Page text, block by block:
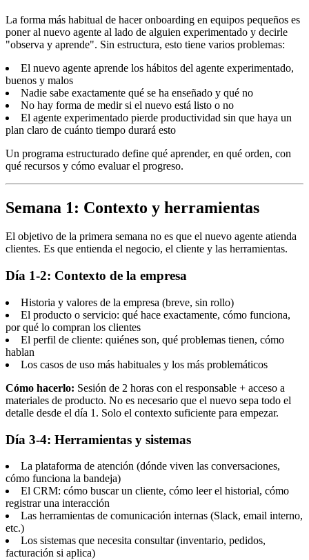
La forma más habitual de hacer onboarding en equipos pequeños es
poner al nuevo agente al lado de alguien experimentado y decirle
"observa y aprende". Sin estructura, esto tiene varios problemas:
El nuevo agente aprende los hábitos del agente experimentado,
buenos y malos
Nadie sabe exactamente qué se ha enseñado y qué no
No hay forma de medir si el nuevo está listo o no
El agente experimentado pierde productividad sin que haya un
plan claro de cuánto tiempo durará esto
Un programa estructurado define qué aprender, en qué orden, con
qué recursos y cómo evaluar el progreso.
Semana 1: Contexto y herramientas
El objetivo de la primera semana no es que el nuevo agente atienda
clientes. Es que entienda el negocio, el cliente y las herramientas.
Día 1-2: Contexto de la empresa
Historia y valores de la empresa (breve, sin rollo)
El producto o servicio: qué hace exactamente, cómo funciona,
por qué lo compran los clientes
El perfil de cliente: quiénes son, qué problemas tienen, cómo
hablan
Los casos de uso más habituales y los más problemáticos
Cómo hacerlo: Sesión de 2 horas con el responsable + acceso a
materiales de producto. No es necesario que el nuevo sepa todo el
detalle desde el día 1. Solo el contexto suficiente para empezar.
Día 3-4: Herramientas y sistemas
La plataforma de atención (dónde viven las conversaciones,
cómo funciona la bandeja)
El CRM: cómo buscar un cliente, cómo leer el historial, cómo
registrar una interacción
Las herramientas de comunicación internas (Slack, email interno,
etc.)
Los sistemas que necesita consultar (inventario, pedidos,
facturación si aplica)